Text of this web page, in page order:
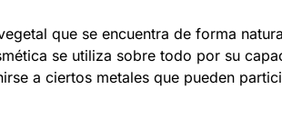
que se encuentra de forma
se utiliza sobre todo por su
a ciertos metales que pueden